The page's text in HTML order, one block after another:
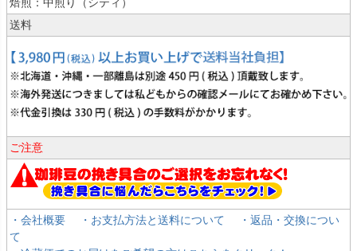
焙煎：中煎り（シティ）
送料
ご注意
・会社概要 ・お支払方法と送料について
・返品・交換につい
て